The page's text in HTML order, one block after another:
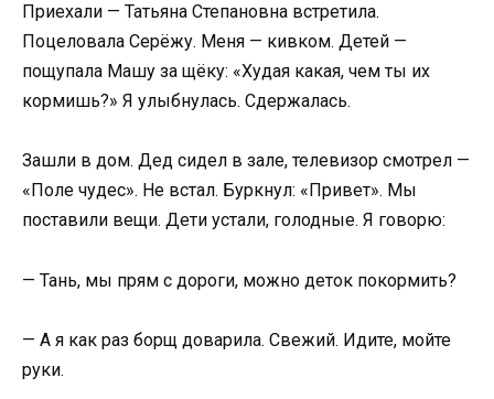
Приехали — Татьяна Степановна встретила.
Поцеловала Серёжу. Меня — кивком. Детей —
пощупала Машу за щёку: «Худая какая, чем ты их
кормишь?» Я улыбнулась. Сдержалась.
Зашли в дом. Дед сидел в зале, телевизор смотрел —
«Поле чудес». Не встал. Буркнул: «Привет». Мы
поставили вещи. Дети устали, голодные. Я говорю:
— Тань, мы прям с дороги, можно деток покормить?
— А я как раз борщ доварила. Свежий. Идите, мойте
руки.